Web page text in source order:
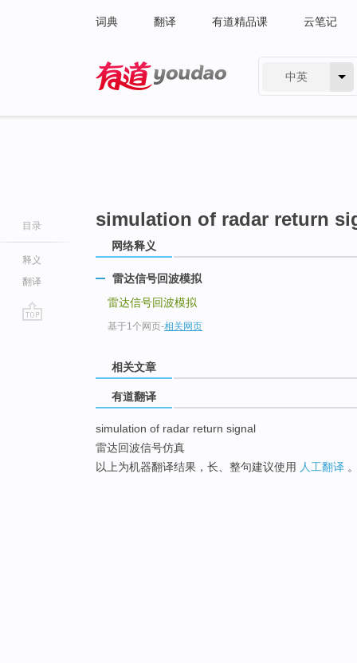
词典 翻译 有道精品课 云笔记
中英
目录
释义
翻译
simulation of radar return
网络释义
雷达信号回波模拟
雷达信号回波模拟
基于1个网页-相关网页
相关文章
有道翻译
simulation of radar return signal
雷达回波信号仿真
以上为机器翻译结果，长、整句建议使用 人工翻译